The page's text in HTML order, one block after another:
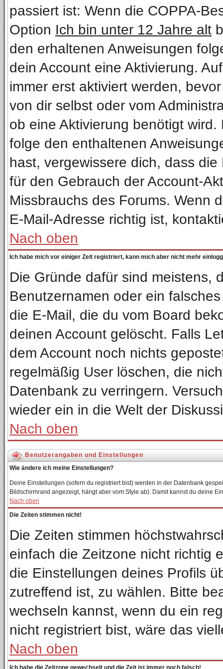
passiert ist: Wenn die COPPA-
Option Ich bin unter 12 Jahre alt
den erhaltenen Anweisungen
dein Account eine Aktivierung.
immer erst aktiviert werden,
von dir selbst oder vom
ob eine Aktivierung benötigt
folge den enthaltenen
hast, vergewissere dich, dass
für den Gebrauch der Account-
Missbrauchs des Forums. Wenn
E-Mail-Adresse richtig ist,
Nach oben
Ich habe mich vor einiger Zeit registriert, kann mich aber nicht mehr
Die Gründe dafür sind meistens,
Benutzernamen oder ein
die E-Mail, die du vom Board
deinen Account gelöscht. Falls
dem Account noch nichts
regelmäßig User löschen, die
Datenbank zu verringern.
wieder ein in die Welt der
Nach oben
Benutzerangaben und Einstellungen
Wie ändere ich meine Einstellungen?
Deine Einstellungen (sofern du registriert bist) werden in der Datenbank
Bildschirmrand angezeigt, hängt aber vom Style ab). Damit kannst du deine
Nach oben
Die Zeiten stimmen nicht!
Die Zeiten stimmen
einfach die Zeitzone nicht richtig
die Einstellungen deines Profils
zutreffend ist, zu wählen. Bitte
wechseln kannst, wenn du ein
nicht registriert bist, wäre das
Nach oben
Ich habe die Zeitzone gewechselt und die Zeit ist immer noch falsch!